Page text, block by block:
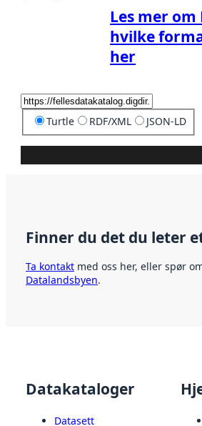
Les mer om
hvilke
her
Turtle RDF/XML JSON-LD
Finner du det du leter
Ta kontakt med oss her, eller spør
Datalandsbyen.
Datakataloger
Datasett